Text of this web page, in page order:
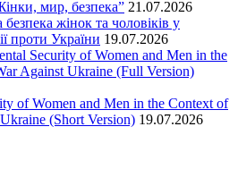
мир, безпека” 21.07.2026
жінок та чоловіків у
проти України 19.07.2026
Security of Women and Men in the
Against Ukraine (Full Version)
of Women and Men in the Context of
(Short Version) 19.07.2026